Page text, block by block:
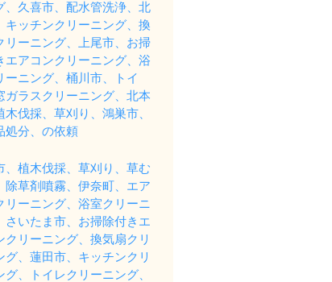
、久喜市、配水管洗浄、北
キッチンクリーニング、換
リーニング、上尾市、お掃
エアコンクリーニング、浴
ーニング、桶川市、トイ
ガラスクリーニング、北本
木伐採、草刈り、鴻巣市、
処分、の依頼
、植木伐採、草刈り、草む
除草剤噴霧、伊奈町、エア
リーニング、浴室クリーニ
さいたま市、お掃除付きエ
クリーニング、換気扇クリ
グ、蓮田市、キッチンクリ
グ、トイレクリーニング、